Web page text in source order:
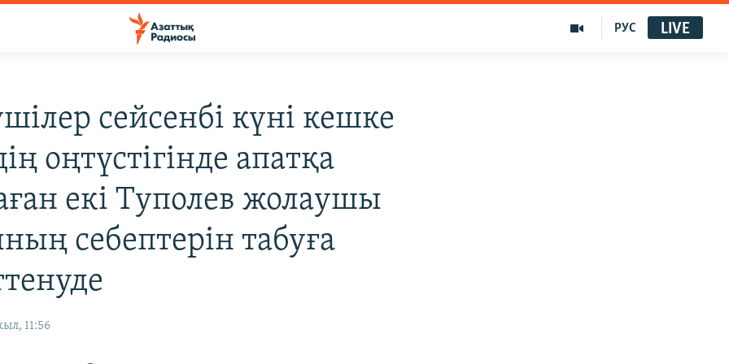
РУС LIVE
сейсенбі күні кешке
оңтүстігінде апатқа
екі Туполев жолаушы
себептерін табуға
11:56